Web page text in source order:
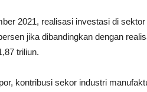
2021, realisasi investasi di
jika dibandingkan dengan
triliun.
kontribusi sekor industri